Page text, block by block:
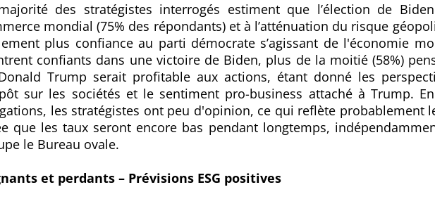
des stratégistes interrogés estiment que l’élection de
mondial (75% des répondants) et à l’atténuation du risque
plus confiance au parti démocrate s’agissant de l'économie
confiants dans une victoire de Biden, plus de la moitié (58%)
Trump serait profitable aux actions, étant donné les
sur les sociétés et le sentiment pro-business attaché à Trump.
les stratégistes ont peu d'opinion, ce qui reflète probablement
que les taux seront encore bas pendant longtemps,
le Bureau ovale.
et perdants – Prévisions ESG positives